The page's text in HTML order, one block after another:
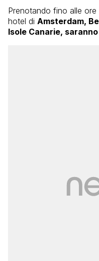
Prenotando fino alle
hotel di Amsterdam,
Isole Canarie,